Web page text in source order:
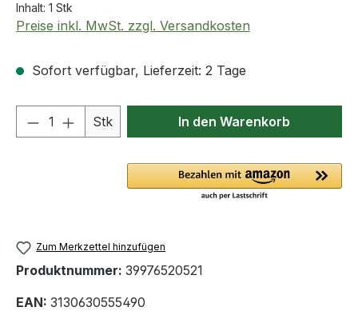
Inhalt: 1 Stk
Preise inkl. MwSt. zzgl. Versandkosten
Sofort verfügbar, Lieferzeit: 2 Tage
Produkt Anzahl: Gib den
Stk In den Warenkorb
Zum Merkzettel hinzufügen
Produktnummer: 39976520521
EAN: 3130630555490